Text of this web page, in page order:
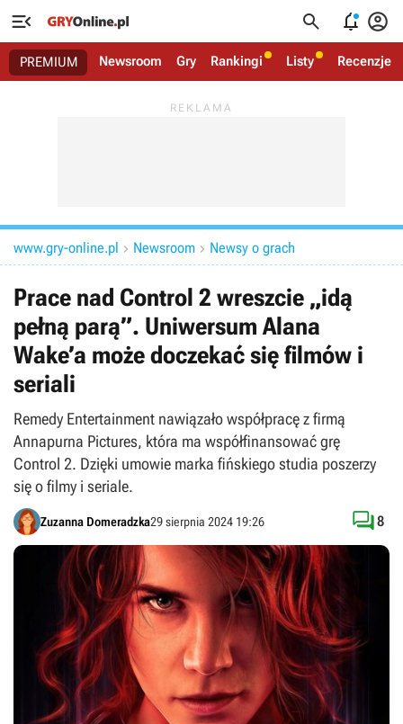
   
PREMIUM Newsroom Gry Rankingi Listy Recenzje
www.gry-online.pl  Newsroom  Newsy o grach
Prace nad Control 2 wreszcie „idą
pełną parą”. Uniwersum Alana
Wake’a może doczekać się filmów i
seriali
Remedy Entertainment nawiązało współpracę z firmą
Annapurna Pictures, która ma współfinansować grę
Control 2. Dzięki umowie marka fińskiego studia poszerzy
się o filmy i seriale.
Zuzanna Domeradzka29 sierpnia 2024 19:26 8